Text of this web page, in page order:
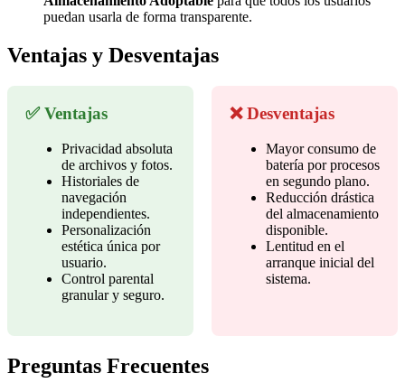
puedan usarla de forma transparente.
Ventajas y Desventajas
✅ Ventajas
Privacidad absoluta
de archivos y fotos.
Historiales de
navegación
independientes.
Personalización
estética única por
usuario.
Control parental
granular y seguro.
❌ Desventajas
Mayor consumo de
batería por procesos
en segundo plano.
Reducción drástica
del almacenamiento
disponible.
Lentitud en el
arranque inicial del
sistema.
Preguntas Frecuentes